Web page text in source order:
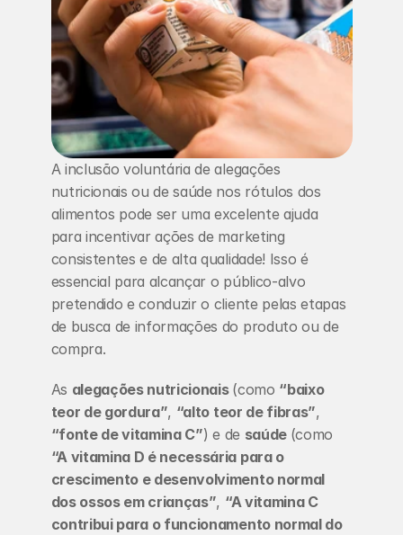
A inclusão voluntária de alegações
nutricionais ou de saúde nos rótulos dos
alimentos pode ser uma excelente ajuda
para incentivar ações de marketing
consistentes e de alta qualidade! Isso é
essencial para alcançar o público-alvo
pretendido e conduzir o cliente pelas etapas
de busca de informações do produto ou de
compra.
As alegações nutricionais (como “baixo
teor de gordura”, “alto teor de fibras”
“fonte de vitamina C”) e de saúde
“A vitamina D é necessária para o
crescimento e desenvolvimento normal
dos ossos em crianças”, “A vitamina C
contribui para o funcionamento normal do